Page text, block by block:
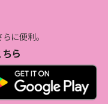
に便利。
ら